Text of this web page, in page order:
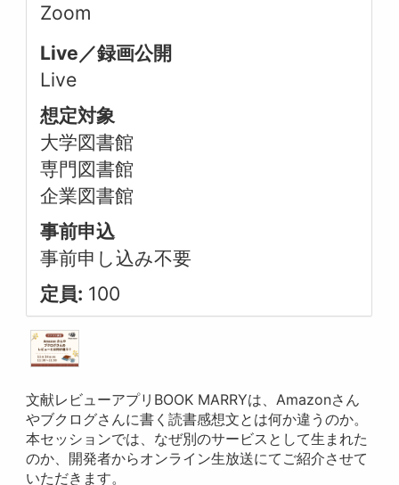
Zoom
Live／録画公開
Live
想定対象
大学図書館
専門図書館
企業図書館
事前申込
事前申し込み不要
定員: 100
文献レビューアプリBOOK MARRYは、Amazonさん
やブクログさんに書く読書感想文とは何か違うのか。
本セッションでは、なぜ別のサービスとして生まれた
のか、開発者からオンライン生放送にてご紹介させて
いただきます。